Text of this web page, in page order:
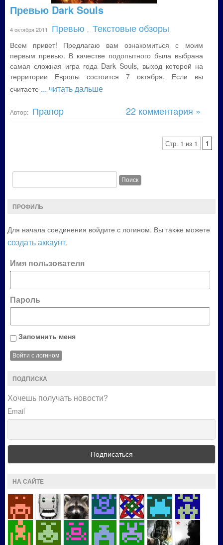
Превью Dark Souls
4 октября 2011 Превью Текстовые обзоры
Всем привет! Предлагаю вам ознакомиться с моим
первым превью. В качестве подопытного была выбрана
самая сложная игра года Dark Souls, выход которой на
территории Европы состоится 7 октября. Если вы
считаете ... читать дальше
Автор: Прапор 22 комментария »
Стр. 1 из 1 1
ПРОФИЛЬ
Для начала соединения войдите с логином. Вы также можете
создать аккаунт.
Имя пользователя
Пароль
Запомнить меня
ПОДПИСКА
Хочешь получать новости?
Email
НА САЙТЕ